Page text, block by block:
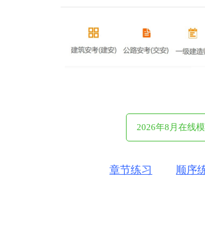
2026年8月在线
章节练习 顺序